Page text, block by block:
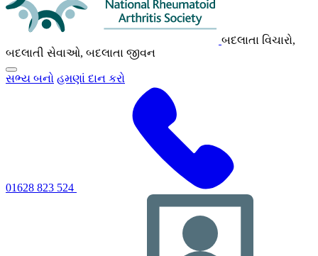
બદલાતા વિચારો,
બદલાતી સેવાઓ, બદલાતા જીવન
પ્રાથમિક
નેવિગેશન
સભ્ય બનો હમણાં દાન કરો
01628 823 524